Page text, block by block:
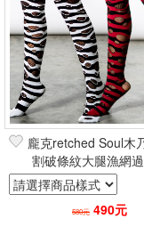
龐克retched Soul木
割破條紋大腿漁網
襪 英國原裝
580元 490元